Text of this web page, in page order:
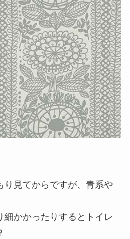
り見てからですが、青系や
細かかったりするとトイレ